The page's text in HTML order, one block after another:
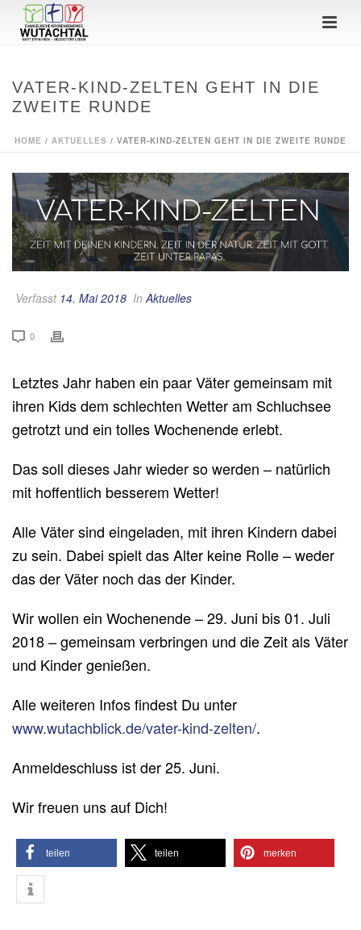
VATER-KIND-ZELTEN GEHT IN DIE
ZWEITE RUNDE
HOME / AKTUELLES / VATER-KIND-ZELTEN GEHT IN DIE ZWEITE RUNDE
Verfasst 14. Mai 2018 InAktuelles
0
Letztes Jahr haben ein paar Väter gemeinsam mit
ihren Kids dem schlechten Wetter am Schluchsee
getrotzt und ein tolles Wochenende erlebt.
Das soll dieses Jahr wieder so werden – natürlich
mit hoffentlich besserem Wetter!
Alle Väter sind eingeladen, mit ihren Kindern dabei
zu sein. Dabei spielt das Alter keine Rolle – weder
das der Väter noch das der Kinder.
Wir wollen ein Wochenende – 29. Juni bis 01. Juli
2018 – gemeinsam verbringen und die Zeit als Väter
und Kinder genießen.
Alle weiteren Infos findest Du unter
www.wutachblick.de/vater-kind-zelten/.
Anmeldeschluss ist der 25. Juni.
Wir freuen uns auf Dich!
teilen teilen merken